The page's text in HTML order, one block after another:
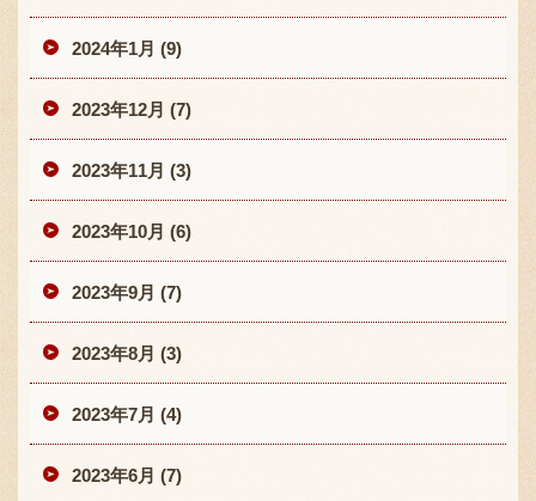
2024年1月 (9)
2023年12月 (7)
2023年11月 (3)
2023年10月 (6)
2023年9月 (7)
2023年8月 (3)
2023年7月 (4)
2023年6月 (7)